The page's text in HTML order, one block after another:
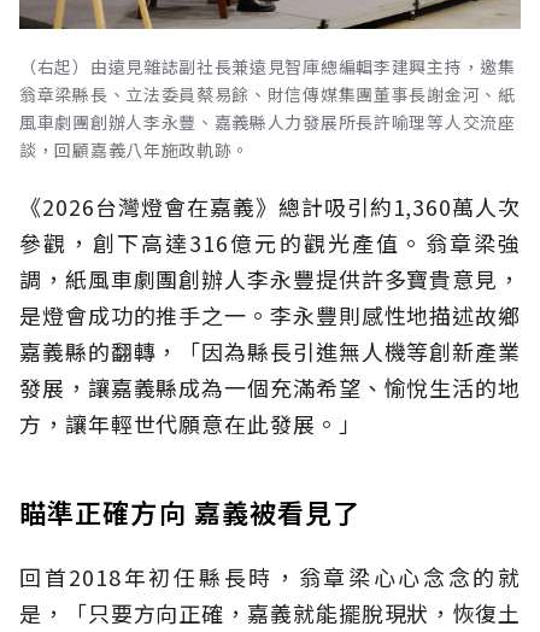
（右起）由遠見雜誌副社長兼遠見智庫總編輯李建興主持，邀集
翁章梁縣長、立法委員蔡易餘、財信傳媒集團董事長謝金河、紙
風車劇團創辦人李永豐、嘉義縣人力發展所長許喻理等人交流座
談，回顧嘉義八年施政軌跡。
《2026台灣燈會在嘉義》總計吸引約1,360萬人次
參觀，創下高達316億元的觀光產值。翁章梁強
調，紙風車劇團創辦人李永豐提供許多寶貴意見，
是燈會成功的推手之一。李永豐則感性地描述故鄉
嘉義縣的翻轉，「因為縣長引進無人機等創新產業
發展，讓嘉義縣成為一個充滿希望、愉悅生活的地
方，讓年輕世代願意在此發展。」
瞄準正確方向 嘉義被看見了
回首2018年初任縣長時，翁章梁心心念念的就
是，「只要方向正確，嘉義就能擺脫現狀，恢復土